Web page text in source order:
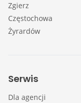
Zgierz
Częstochowa
Żyrardów
Serwis
Dla agencji